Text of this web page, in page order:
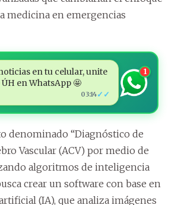
medicina en emergencias
en tu celular, unite
en WhatsApp 🤩
03:14✓✓
1
denominado “Diagnóstico de
Vascular (ACV) por medio de
algoritmos de inteligencia
crear un software con base en
(IA), que analiza imágenes